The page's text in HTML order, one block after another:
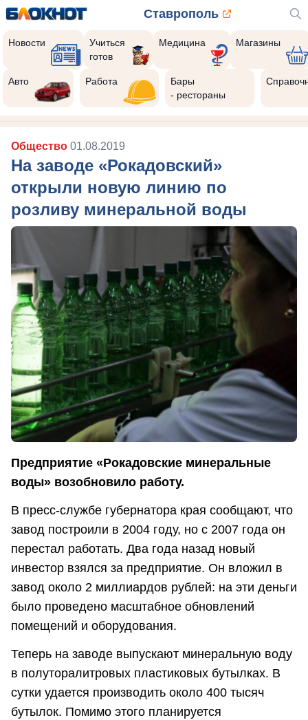
Ставрополь
Новости
Учиться
готов
Медицина Магазины
Авто Работа
Бары
- рестораны
Общество 01.08.2019
На заводе «Рокадовский»
открыли новую линию по
розливу минеральной воды
Предприятие «Рокадовские минеральные
воды» возобновило работу.
В пресс-службе губернатора края сообщают, что
завод построили в 2004 году, но с 2007 года он
перестал работать. Два года назад новый
инвестор взялся за предприятие. Он вложил в
завод около 2 миллиардов рублей: на эти деньги
было проведено масштабное обновлений
помещений и оборудования.
Теперь на заводе выпускают минеральную воду
в полуторалитровых пластиковых бутылках. В
сутки удается производить около 400 тысяч
бутылок. Помимо этого планируется